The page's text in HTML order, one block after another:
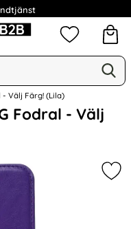
Narse Group AB
Mina
- Välj Färg! (Lila)
Fodral - Välj